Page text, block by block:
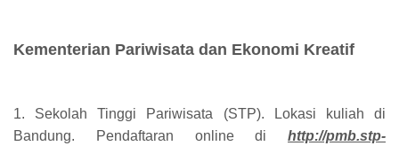
Kementerian Pariwisata dan Ekonomi Kreatif
1. Sekolah Tinggi Pariwisata (STP). Lokasi kuliah di
Bandung. Pendaftaran online di http://pmb.stp-